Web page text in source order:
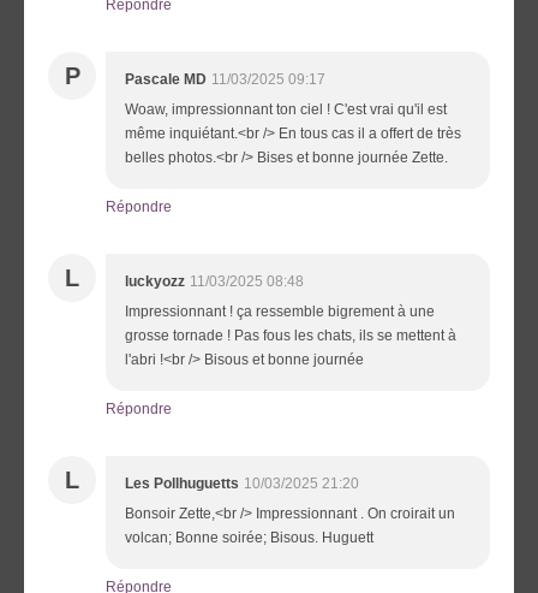
Répondre
P Pascale MD 11/03/2025 09:17
Woaw, impressionnant ton ciel ! C'est vrai qu'il est
même inquiétant.<br /> En tous cas il a offert de très
belles photos.<br /> Bises et bonne journée Zette.
Répondre
L luckyozz 11/03/2025 08:48
Impressionnant ! ça ressemble bigrement à une
grosse tornade ! Pas fous les chats, ils se mettent à
l'abri !<br /> Bisous et bonne journée
Répondre
L Les Pollhuguetts 10/03/2025 21:20
Bonsoir Zette,<br /> Impressionnant . On croirait un
volcan; Bonne soirée; Bisous. Huguett
Répondre